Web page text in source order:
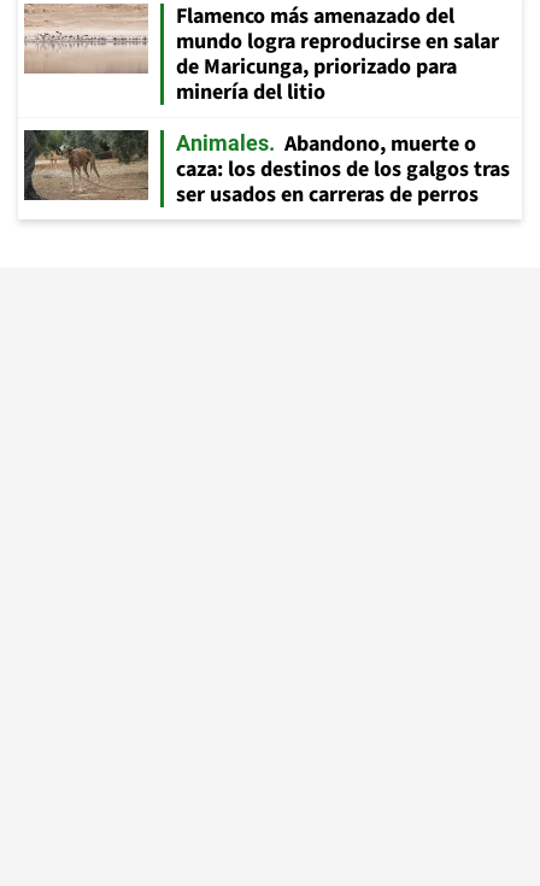
Flamenco más amenazado del
mundo logra reproducirse en salar
de Maricunga, priorizado para
minería del litio
Animales
Abandono, muerte o
caza: los destinos de los galgos tras
ser usados en carreras de perros